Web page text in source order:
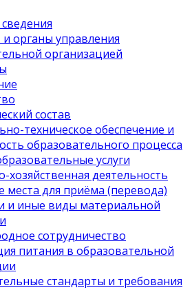
и органы управления
организацией
состав
техническое обеспечение и
образовательного процесса
услуги
хозяйственная деятельность
места для приёма (перевода)
и иные виды материальной
сотрудничество
питания в образовательной
стандарты и требования